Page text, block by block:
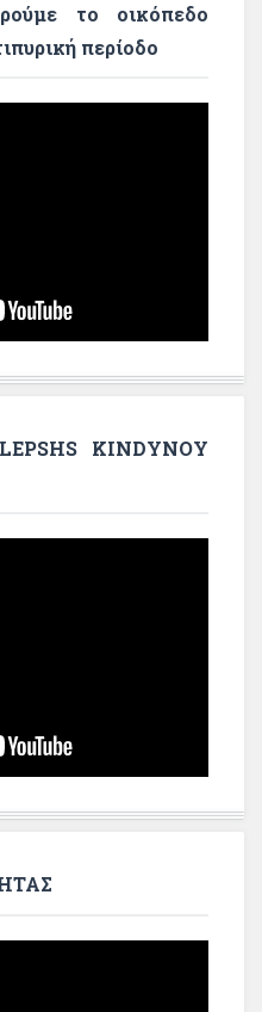
το οικόπεδο
περίοδο
KINDYNOY